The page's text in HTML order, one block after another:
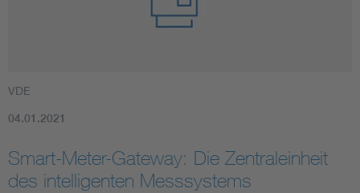
Vom Netz zum System
VDE
04.01.2021
Smart-Meter-Gateway: Die Zentraleinheit
des intelligenten Messsystems